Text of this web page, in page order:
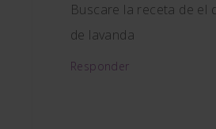
Buscare la receta de el
de lavanda
Responder